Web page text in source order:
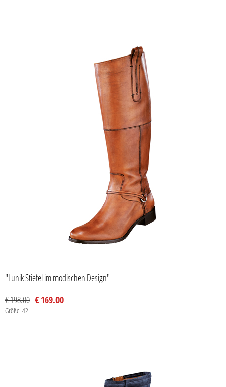
"Lunik Stiefel im modischen Design"
€ 198.00 € 169.00
Größe: 42